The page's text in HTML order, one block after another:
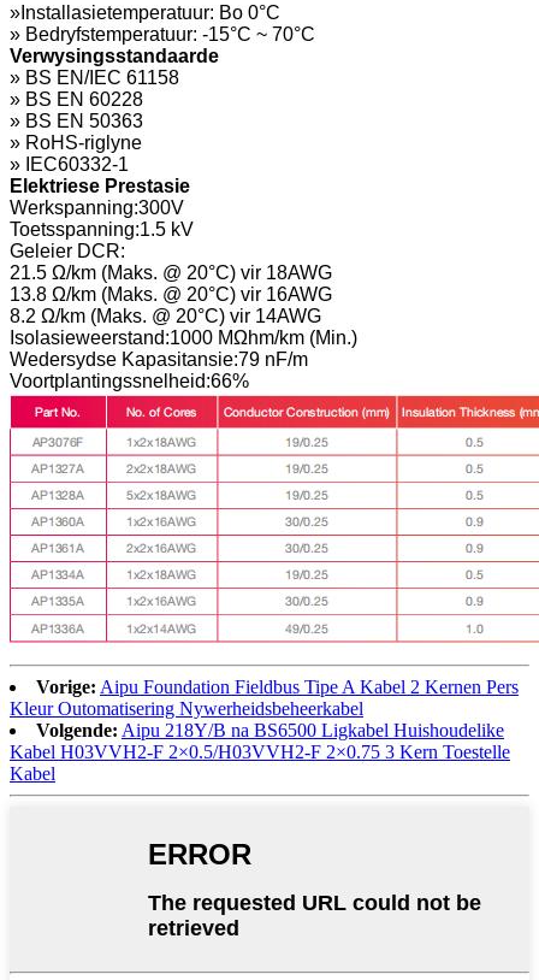
»Installasietemperatuur: Bo 0°C
» Bedryfstemperatuur: -15°C ~ 70°C
Verwysingsstandaarde
» BS EN/IEC 61158
» BS EN 60228
» BS EN 50363
» RoHS-riglyne
» IEC60332-1
Elektriese Prestasie
Werkspanning:300V
Toetsspanning:1.5 kV
Geleier DCR:
21.5 Ω/km (Maks. @ 20°C) vir 18AWG
13.8 Ω/km (Maks. @ 20°C) vir 16AWG
8.2 Ω/km (Maks. @ 20°C) vir 14AWG
Isolasieweerstand:1000 MΩhm/km (Min.)
Wedersydse Kapasitansie:79 nF/m
Voortplantingssnelheid:66%
Vorige: Aipu Foundation Fieldbus Tipe A Kabel 2 Kernen Pers
Kleur Outomatisering Nywerheidsbeheerkabel
Volgende: Aipu 218Y/B na BS6500 Ligkabel Huishoudelike
Kabel H03VVH2-F 2×0.5/H03VVH2-F 2×0.75 3 Kern Toestelle
Kabel